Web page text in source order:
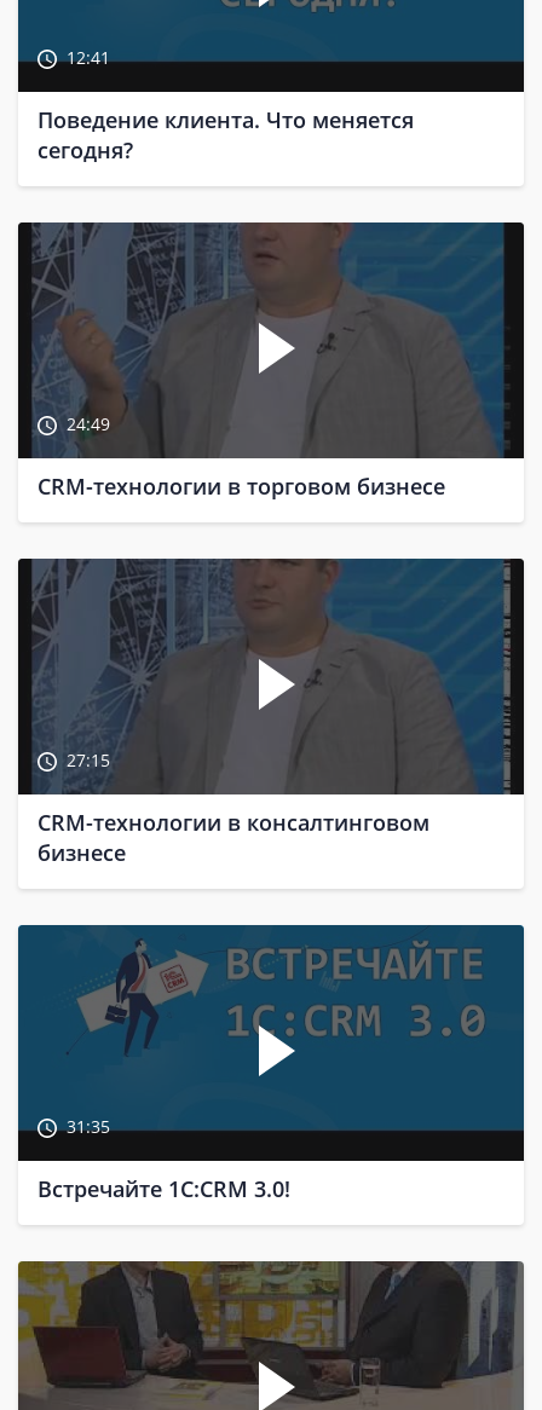
12:41
Поведение клиента. Что меняется
сегодня?
24:49
СRM-технологии в торговом бизнесе
27:15
CRM-технологии в консалтинговом
бизнесе
31:35
Встречайте 1С:CRM 3.0!